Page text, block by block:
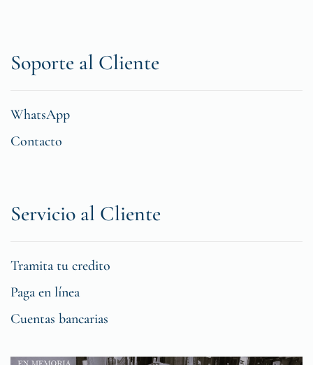
Soporte al Cliente
WhatsApp
Contacto
Servicio al Cliente
Tramita tu credito
Paga en línea
Cuentas bancarias